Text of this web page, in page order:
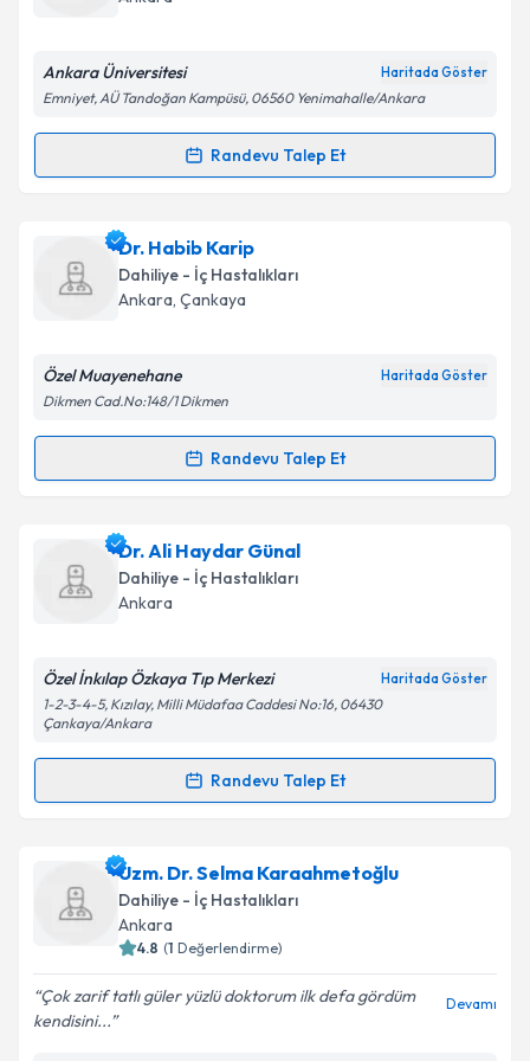
Kişisel verilerimin işlenmesine ilişkin
Metni'ni okudum ve kişisel verilerimin belirtilen
Takvim Talebini Gönder
Ankara Üniversitesi Haritada Göster
Emniyet, AÜ Tandoğan Kampüsü, 06560 Yenimahalle/Ankara
Randevu Talep Et
Randevu Takvimi Talebi
Dr. Hamdi Akaniçin randevu takvimi talebi oluşturun.
Size bu uzmandan randevu almanız için bir takvim
hazırlandığında e-posta ile bilgilendireceğiz.
Kişisel verilerimin işlenmesine ilişkin
Metni'ni okudum ve kişisel verilerimin belirtilen
Takvim Talebini Gönder
Dr. Habib Karip
Dahiliye - İç Hastalıkları
Ankara, Çankaya
Özel Muayenehane Haritada Göster
Dikmen Cad.No:148/1 Dikmen
Randevu Talep Et
Randevu Takvimi Talebi
Dr. Habib Karipiçin randevu takvimi talebi oluşturun.
Size bu uzmandan randevu almanız için bir takvim
hazırlandığında e-posta ile bilgilendireceğiz.
Kişisel verilerimin işlenmesine ilişkinAydınlatma
'ni okudum ve kişisel verilerimin belirtilen
kapsamda işlenmesini kabul ediyorum.
Takvim Talebini Gönder
Dr. Ali Haydar Günal
Dahiliye - İç Hastalıkları
Ankara
Özel İnkılap Özkaya Tıp Merkezi Haritada Göster
1-2-3-4-5, Kızılay, Milli Müdafaa Caddesi No:16, 06430
Çankaya/Ankara
Randevu Talep Et
Randevu Takvimi Talebi
Dr. Ali Haydar Günaliçin randevu takvimi talebi
oluşturun. Size bu uzmandan randevu almanız için bir
takvim hazırlandığında e-posta ile bilgilendireceğiz.
Uzm. Dr. Selma Karaahmetoğlu
Dahiliye - İç Hastalıkları
Ankara
4.8 (1 Değerlendirme)
Çok zarif tatlı güler yüzlü doktorum ilk defa gördüm
kendisini...
Devamı